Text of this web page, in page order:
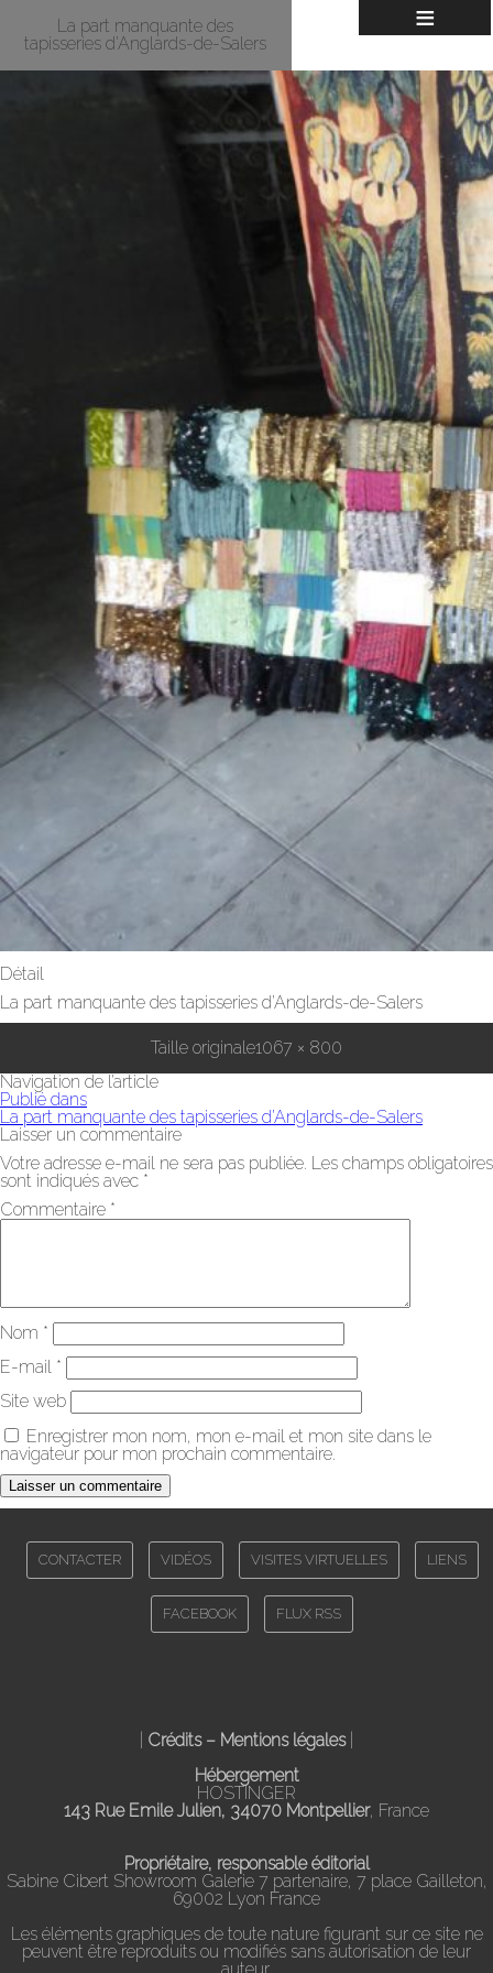
≡
La part manquante des
tapisseries d’Anglards-de-Salers
Détail
La part manquante des tapisseries d’Anglards-de-Salers
Taille originale1067 × 800
Navigation de l’article
Publié dans
La part manquante des tapisseries d’Anglards-de-Salers
Laisser un commentaire
Votre adresse e-mail ne sera pas publiée. Les champs obligatoires
sont indiqués avec *
Commentaire *
Nom *
E-mail *
Site web
Enregistrer mon nom, mon e-mail et mon site dans le
navigateur pour mon prochain commentaire.
CONTACTER VIDÉOS VISITES VIRTUELLES LIENS
FACEBOOK FLUX RSS
Crédits – Mentions légales|
Hébergement
HOSTINGER
143 Rue Emile Julien, 34070 Montpellier, France
Propriétaire, responsable éditorial
Sabine Cibert Showroom Galerie 7 partenaire, 7 place Gailleton,
69002 Lyon France
Les éléments graphiques de toute nature figurant sur ce site ne
peuvent être reproduits ou modifiés sans autorisation de leur